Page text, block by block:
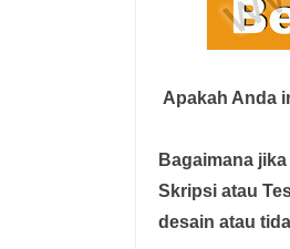
Apakah Anda
Bagaimana
Skripsi atau
desain atau